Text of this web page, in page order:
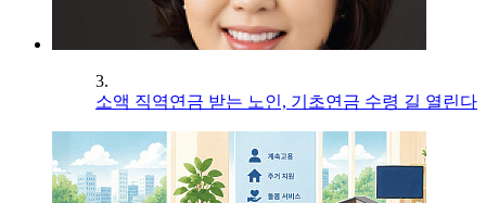
3.
소액 직역연금 받는 노인, 기초연금 수령 길 열린다